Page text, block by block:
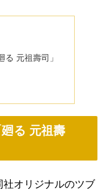
元祖壽司」
る 元祖壽
オリジナルのツブ